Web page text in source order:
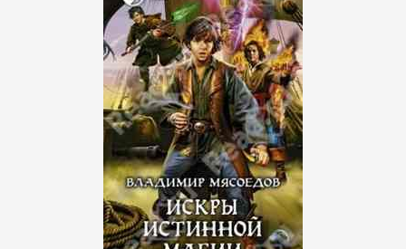
Советская
литература
Старинная
литература: